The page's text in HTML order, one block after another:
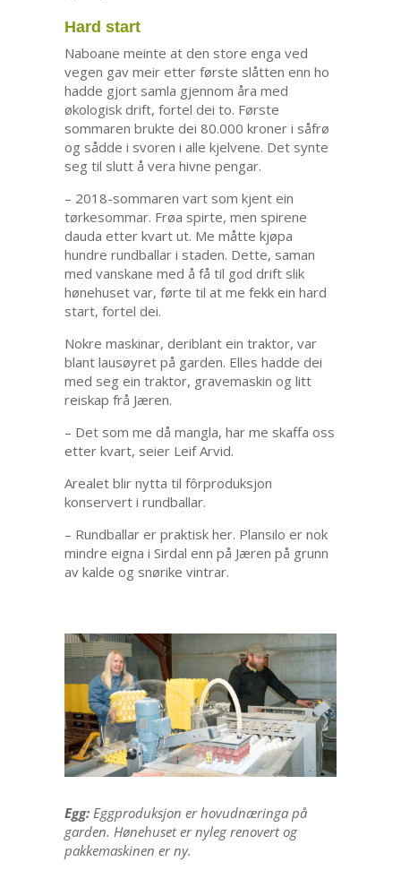
Hard start
Naboane meinte at den store enga ved
vegen gav meir etter første slåtten enn ho
hadde gjort samla gjennom åra med
økologisk drift, fortel dei to. Første
sommaren brukte dei 80.000 kroner i såfrø
og sådde i svoren i alle kjelvene. Det synte
seg til slutt å vera hivne pengar.
– 2018-sommaren vart som kjent ein
tørkesommar. Frøa spirte, men spirene
dauda etter kvart ut. Me måtte kjøpa
hundre rundballar i staden. Dette, saman
med vanskane med å få til god drift slik
hønehuset var, førte til at me fekk ein hard
start, fortel dei.
Nokre maskinar, deriblant ein traktor, var
blant lausøyret på garden. Elles hadde dei
med seg ein traktor, gravemaskin og litt
reiskap frå Jæren.
– Det som me då mangla, har me skaffa oss
etter kvart, seier Leif Arvid.
Arealet blir nytta til fôrproduksjon
konservert i rundballar.
– Rundballar er praktisk her. Plansilo er nok
mindre eigna i Sirdal enn på Jæren på grunn
av kalde og snørike vintrar.
Egg:Eggproduksjon er hovudnæringa på
garden. Hønehuset er nyleg renovert og
pakkemaskinen er ny.